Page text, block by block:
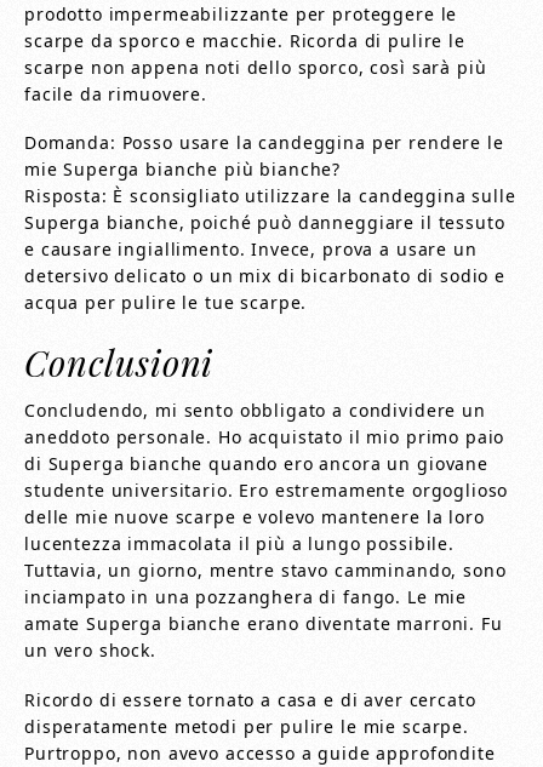
prodotto impermeabilizzante per proteggere le
scarpe da sporco e macchie. Ricorda di pulire le
scarpe non appena noti dello sporco, così sarà più
facile da rimuovere.
Domanda: Posso usare la candeggina per rendere le
mie Superga bianche più bianche?
Risposta: È sconsigliato utilizzare la candeggina sulle
Superga bianche, poiché può danneggiare il tessuto
e causare ingiallimento. Invece, prova a usare un
detersivo delicato o un mix di bicarbonato di sodio e
acqua per pulire le tue scarpe.
Conclusioni
Concludendo, mi sento obbligato a condividere un
aneddoto personale. Ho acquistato il mio primo paio
di Superga bianche quando ero ancora un giovane
studente universitario. Ero estremamente orgoglioso
delle mie nuove scarpe e volevo mantenere la loro
lucentezza immacolata il più a lungo possibile.
Tuttavia, un giorno, mentre stavo camminando, sono
inciampato in una pozzanghera di fango. Le mie
amate Superga bianche erano diventate marroni. Fu
un vero shock.
Ricordo di essere tornato a casa e di aver cercato
disperatamente metodi per pulire le mie scarpe.
Purtroppo, non avevo accesso a guide approfondite